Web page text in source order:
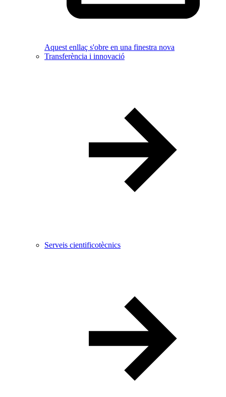
Aquest enllaç s'obre en una finestra nova
Transferència i innovació
Serveis cientificotècnics